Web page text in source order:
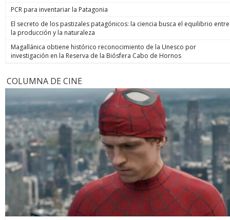
PCR para inventariar la Patagonia
El secreto de los pastizales patagónicos: la ciencia busca el equilibrio entre
la producción y la naturaleza
Magallánica obtiene histórico reconocimiento de la Unesco por
investigación en la Reserva de la Biósfera Cabo de Hornos
COLUMNA DE CINE